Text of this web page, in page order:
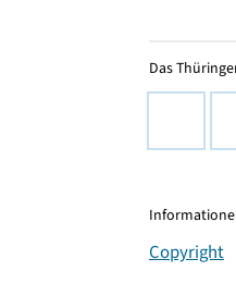
Das
Copyright